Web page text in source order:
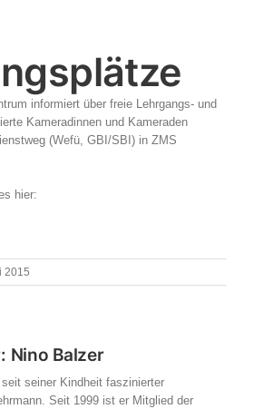
informiert über freie Lehrgangs- und
Kameradinnen und Kameraden
(Wefü, GBI/SBI) in ZMS
hier:
2015
Nino Balzer
seiner Kindheit faszinierter
Seit 1999 ist er Mitglied der